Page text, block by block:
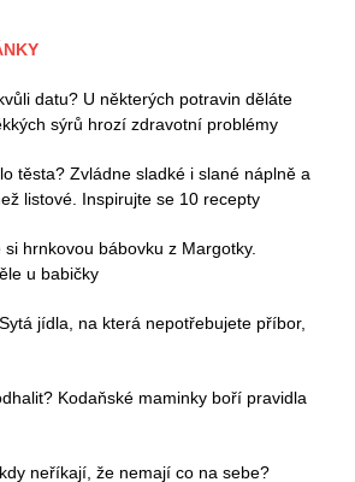
datu? U některých potravin děláte
sýrů hrozí zdravotní problémy
těsta? Zvládne sladké i slané náplně a
listové. Inspirujte se 10 recepty
hrnkovou bábovku z Margotky.
u babičky
jídla, na která nepotřebujete příbor,
Kodaňské maminky boří pravidla
neříkají, že nemají co na sebe?